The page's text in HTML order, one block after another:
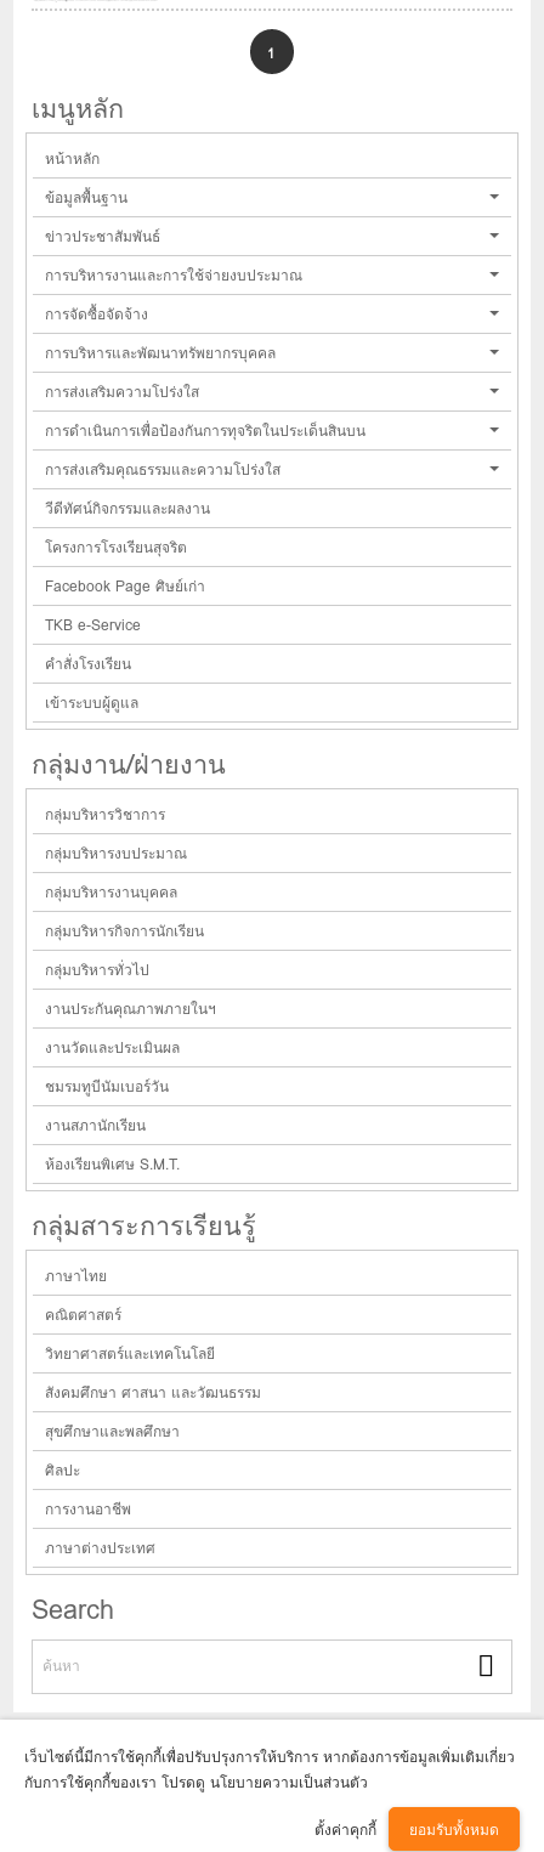
1
เมนูหลัก
หน้าหลัก
ข้อมูลพื้นฐาน
ข่าวประชาสัมพันธ์
การบริหารงานและการใช้จ่ายงบประมาณ
การจัดซื้อจัดจ้าง
การบริหารและพัฒนาทรัพยากรบุคคล
การส่งเสริมความโปร่งใส
การดำเนินการเพื่อป้องกันการทุจริตในประเด็นสินบน
การส่งเสริมคุณธรรมและความโปร่งใส
วีดีทัศน์กิจกรรมและผลงาน
โครงการโรงเรียนสุจริต
Facebook Page ศิษย์เก่า
TKB e-Service
คำสั่งโรงเรียน
เข้าระบบผู้ดูแล
กลุ่มงาน/ฝ่ายงาน
กลุ่มบริหารวิชาการ
กลุ่มบริหารงบประมาณ
กลุ่มบริหารงานบุคคล
กลุ่มบริหารกิจการนักเรียน
กลุ่มบริหารทั่วไป
งานประกันคุณภาพภายในฯ
งานวัดและประเมินผล
ชมรมทูบีนัมเบอร์วัน
งานสภานักเรียน
ห้องเรียนพิเศษ S.M.T.
กลุ่มสาระการเรียนรู้
ภาษาไทย
คณิตศาสตร์
วิทยาศาสตร์และเทคโนโลยี
สังคมศึกษา ศาสนา และวัฒนธรรม
สุขศึกษาและพลศึกษา
ศิลปะ
การงานอาชีพ
ภาษาต่างประเทศ
Search
Copyright © 2017
โรงเรียนธีรกานท์บ้านโฮ่ง อ.บ้านโฮ่ง จ.ลำพูน
Kotchasan.compage process0.3029
เว็บไซต์นี้มีการใช้คุกกี้เพื่อปรับปรุงการให้บริการ หากต้องการข้อมูลเพิ่มเติมเกี่ยว
กับการใช้คุกกี้ของเรา โปรดดู นโยบายความเป็นส่วนตัว
ตั้งค่าคุกกี้ ยอมรับทั้งหมด